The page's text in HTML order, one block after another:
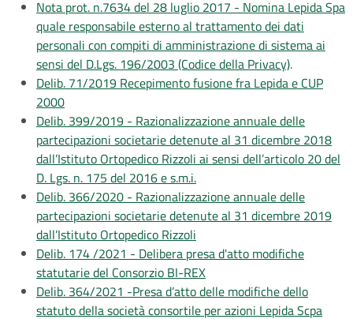
Nota prot. n.7634 del 28 luglio 2017 - Nomina Lepida Spa
quale responsabile esterno al trattamento dei dati
personali con compiti di amministrazione di sistema ai
sensi del D.Lgs. 196/2003 (Codice della Privacy).
Delib. 71/2019 Recepimento fusione fra Lepida e CUP
2000
Delib. 399/2019 - Razionalizzazione annuale delle
partecipazioni societarie detenute al 31 dicembre 2018
dall’Istituto Ortopedico Rizzoli ai sensi dell’articolo 20 del
D. Lgs. n. 175 del 2016 e s.m.i.
Delib. 366/2020 - Razionalizzazione annuale delle
partecipazioni societarie detenute al 31 dicembre 2019
dall’Istituto Ortopedico Rizzoli
Delib. 174 /2021 - Delibera presa d'atto modifiche
statutarie del Consorzio BI-REX
Delib. 364/2021 -Presa d’atto delle modifiche dello
statuto della società consortile per azioni Lepida Scpa